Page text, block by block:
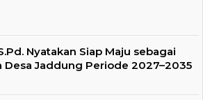
Nyatakan Siap Maju sebagai
Desa Jaddung Periode 2027–2035